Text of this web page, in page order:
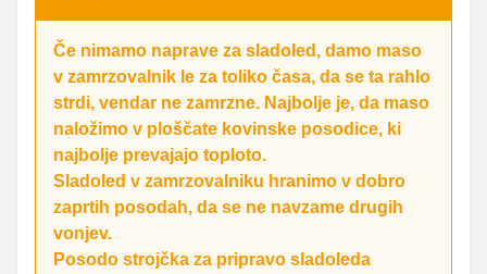
Če nimamo naprave za sladoled, damo maso
v zamrzovalnik le za toliko časa, da se ta rahlo
strdi, vendar ne zamrzne. Najbolje je, da maso
naložimo v ploščate kovinske posodice, ki
najbolje prevajajo toploto.
Sladoled v zamrzovalniku hranimo v dobro
zaprtih posodah, da se ne navzame drugih
vonjev.
Posodo strojčka za pripravo sladoleda